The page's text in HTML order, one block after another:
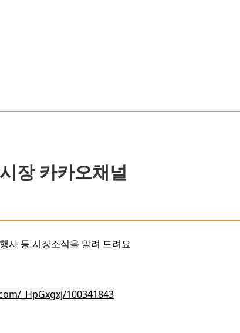
장 카카오채널
사 등 시장소식을 알려 드려요
_HpGxgxj/100341843